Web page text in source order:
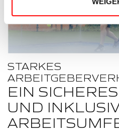
STARKES
EIN
UND